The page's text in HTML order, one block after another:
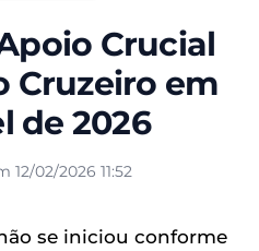
Crucial
Cruzeiro em
de 2026
12/02/2026 11:52
se iniciou conforme